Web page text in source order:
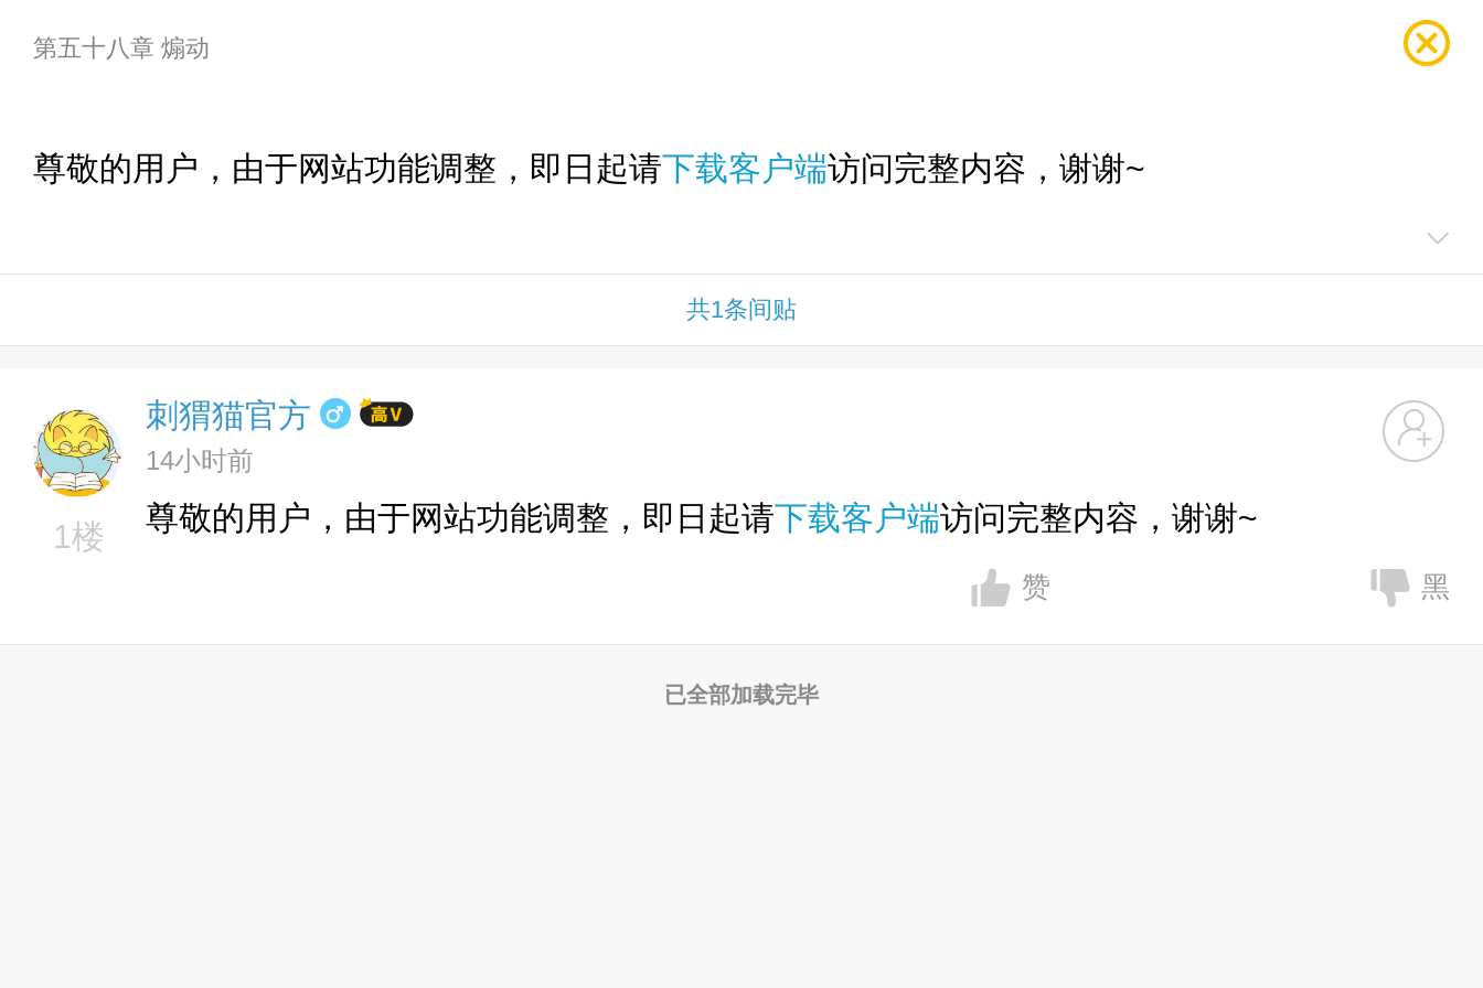
第五十八章 煽动
尊敬的用户，由于网站功能调整，即日起请下载客户端访问完整内容，谢谢~
共1条间贴
1楼
刺猬猫官方
14小时前
尊敬的用户，由于网站功能调整，即日起请下载客户端访问完整内容，谢谢~
赞 黑
已全部加载完毕